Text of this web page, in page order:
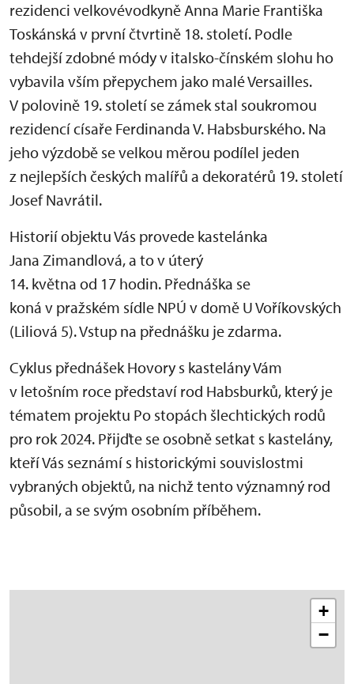
rezidenci velkovévodkyně Anna Marie Františka
Toskánská v první čtvrtině 18. století. Podle
tehdejší zdobné módy v italsko-čínském slohu ho
vybavila vším přepychem jako malé Versailles.
V polovině 19. století se zámek stal soukromou
rezidencí císaře Ferdinanda V. Habsburského. Na
jeho výzdobě se velkou měrou podílel jeden
z nejlepších českých malířů a dekoratérů 19. století
Josef Navrátil.
Historií objektu Vás provede kastelánka
Jana Zimandlová, a to v úterý
14. května od 17 hodin. Přednáška se
koná v pražském sídle NPÚ v domě U Voříkovských
(Liliová 5). Vstup na přednášku je zdarma.
Cyklus přednášek Hovory s kastelány Vám
v letošním roce představí rod Habsburků, který je
tématem projektu Po stopách šlechtických rodů
pro rok 2024. Přijďte se osobně setkat s kastelány,
kteří Vás seznámí s historickými souvislostmi
vybraných objektů, na nichž tento významný rod
působil, a se svým osobním příběhem.
+
−